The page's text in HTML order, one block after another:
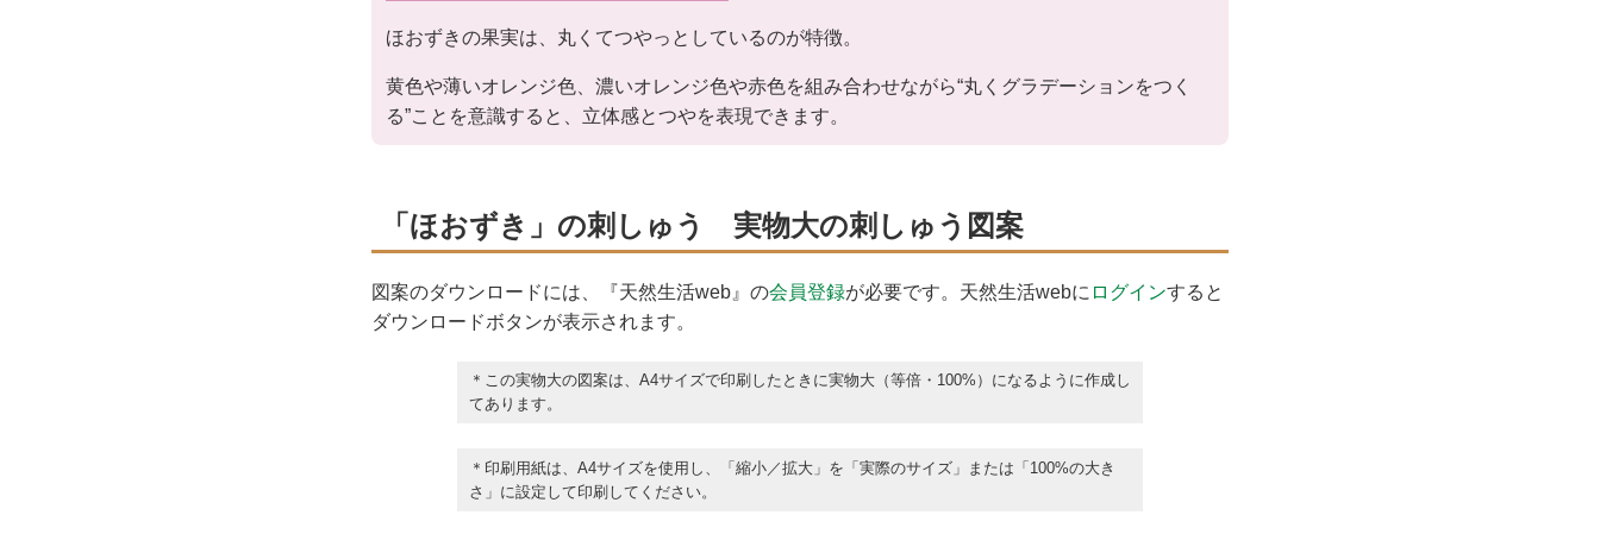
ほおずきの果実は、丸くてつやっとしているのが特徴。
黄色や薄いオレンジ色、濃いオレンジ色や赤色を組み合わせながら“丸くグラデーションをつく
る”ことを意識すると、立体感とつやを表現できます。
「ほおずき」の刺しゅう 実物大の刺しゅう図案
図案のダウンロードには、『天然生活web』の会員登録が必要です。天然生活webに ログインすると
ダウンロードボタンが表示されます。
＊この実物大の図案は、A4サイズで印刷したときに実物大（等倍・100%）になるように作成し
てあります。
＊印刷用紙は、A4サイズを使用し、「縮小／拡大」を「実際のサイズ」または「100%の大き
さ」に設定して印刷してください。